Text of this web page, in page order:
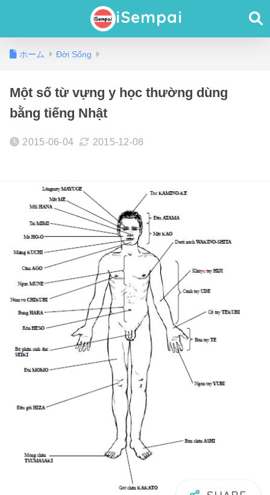
iSempai
ホーム Đời Sống
Một số từ vựng y học thường dùng
bằng tiếng Nhật
2015-06-04 2015-12-08